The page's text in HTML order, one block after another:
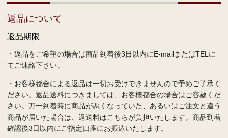
返品について
返品期限
・返品をご希望の場合は商品到着後3日以内にE-mailまたはTELに
てご連絡下さい。
・お客様都合による返品は一切お受けできませんので予めご了承く
ださい。返品送料につきましては、お客様都合の場合はご容赦くだ
さい。万一到着時に商品が悪くなっていた、あるいはご注文と違う
商品が届いた場合は、返送料はこちらが負担いたします。商品到着
確認後3日以内にご指定口座にお振込いたします。